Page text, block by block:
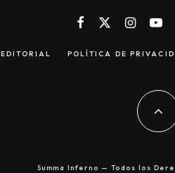
EDITORIAL POLÍTICA DE
Summa Inferno — Todos los